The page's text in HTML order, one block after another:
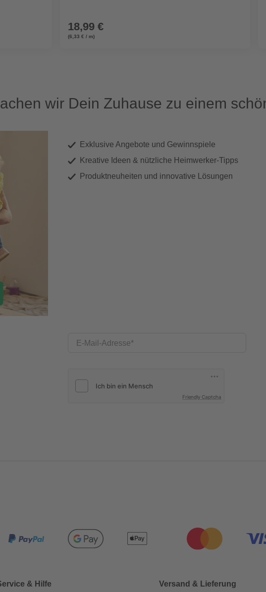
18,99 €
(6,33 € / m)
wir Dein Zuhause zu einem
Exklusive Angebote und Gewinnspiele
Kreative Ideen & nützliche Heimwerker-Tipps
Produktneuheiten und innovative Lösungen
E-Mail-Adresse
Friendly Captcha
& Hilfe Versand & Lieferung